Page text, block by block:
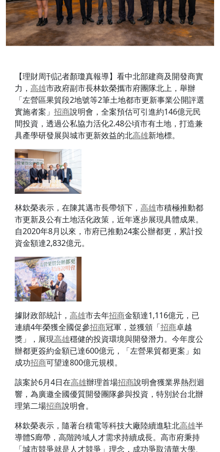
【理財周刊記者顏瓊真報導】看中北部建商及開發商實
力， 高雄市政府副市長林欽榮攜市府團隊北上，舉辦
「左營區果貿段2地號等2筆土地都市更新事業公開評選
實施者案」 招商說明會，全案預估可引進約146億元民
間投資，透過公私協力活化2.48公頃市有土地，打造兼
具產學研發展與城市更新效益的北高雄新地標。
林欽榮表示，在陳其邁市長帶領下， 高雄市積極推動都
市更新及公有土地活化政策，近年逐步展現具體成果。
自2020年8月以來，市府已推動24案公辦都更，累計投
資金額達2,832億元。
據財政部統計， 高雄市去年招商金額達1,116億元，已
連續4年榮獲全國促參招商冠軍，並獲頒「招商卓越
獎」，展現高雄穩健的投資環境與開發潛力。今年度公
辦都更簽約金額已達600億元，「左營果貿都更案」如
成功招商可望達800億元規模。
該案於6月4日在高雄辦理首場招商說明會獲業界熱烈迴
響，為廣邀全國優質開發團隊參與投資，特別於台北辦
理第二場招商說明會。
林欽榮表示，隨著台積電等科技大廠陸續進駐北高雄半
導體S廊帶，高階跨域人才需求持續成長。高市府秉持
「城市競爭就是人才競爭」理念，成功爭取清華大學、